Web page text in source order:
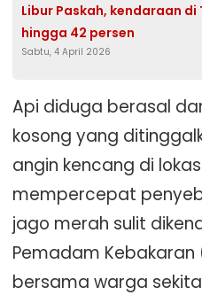
Libur Paskah, kendaraan di
hingga 42 persen
Sabtu, 4 April 2026
Api diduga berasal
kosong yang
angin kencang di
mempercepat
jago merah sulit
Pemadam Kebakaran
bersama warga